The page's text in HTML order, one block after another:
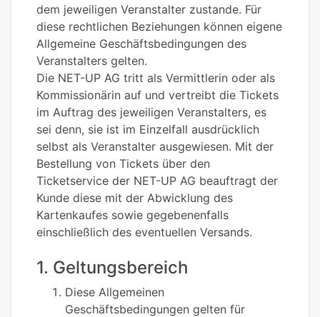
dem jeweiligen Veranstalter zustande. Für
diese rechtlichen Beziehungen können eigene
Allgemeine Geschäftsbedingungen des
Veranstalters gelten.
Die NET-UP AG tritt als Vermittlerin oder als
Kommissionärin auf und vertreibt die Tickets
im Auftrag des jeweiligen Veranstalters, es
sei denn, sie ist im Einzelfall ausdrücklich
selbst als Veranstalter ausgewiesen. Mit der
Bestellung von Tickets über den
Ticketservice der NET-UP AG beauftragt der
Kunde diese mit der Abwicklung des
Kartenkaufes sowie gegebenenfalls
einschließlich des eventuellen Versands.
1. Geltungsbereich
Diese Allgemeinen
Geschäftsbedingungen gelten für